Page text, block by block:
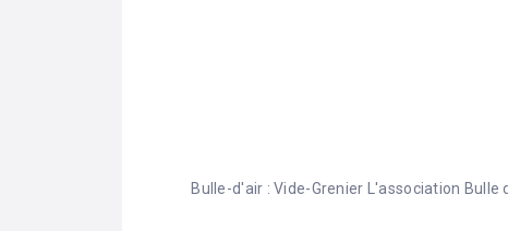
Bulle-d'air : Vide-Grenier L'association